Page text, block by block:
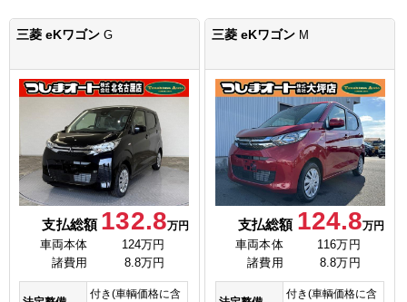
三菱 eKワゴン G
支払総額 132.8万円
車両本体
124万円
諸費用
8.8万円
付き(車輌価格に含
三菱 eKワゴン M
支払総額 124.8万円
車両本体
116万円
諸費用
8.8万円
付き(車輌価格に含